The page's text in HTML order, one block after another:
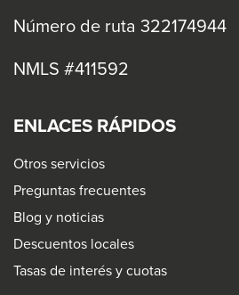
Número de ruta 322174944
NMLS #411592
ENLACES RÁPIDOS
Otros servicios
Preguntas frecuentes
Blog y noticias
Descuentos locales
Tasas de interés y cuotas